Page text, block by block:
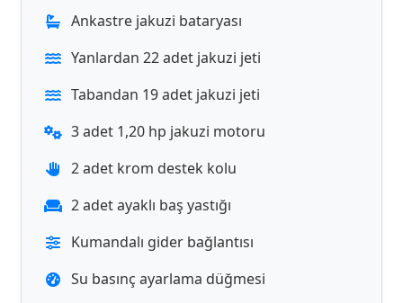
Ankastre jakuzi bataryası
Yanlardan 22 adet jakuzi jeti
Tabandan 19 adet jakuzi jeti
3 adet 1,20 hp jakuzi motoru
2 adet krom destek kolu
2 adet ayaklı baş yastığı
Kumandalı gider bağlantısı
Su basınç ayarlama düğmesi